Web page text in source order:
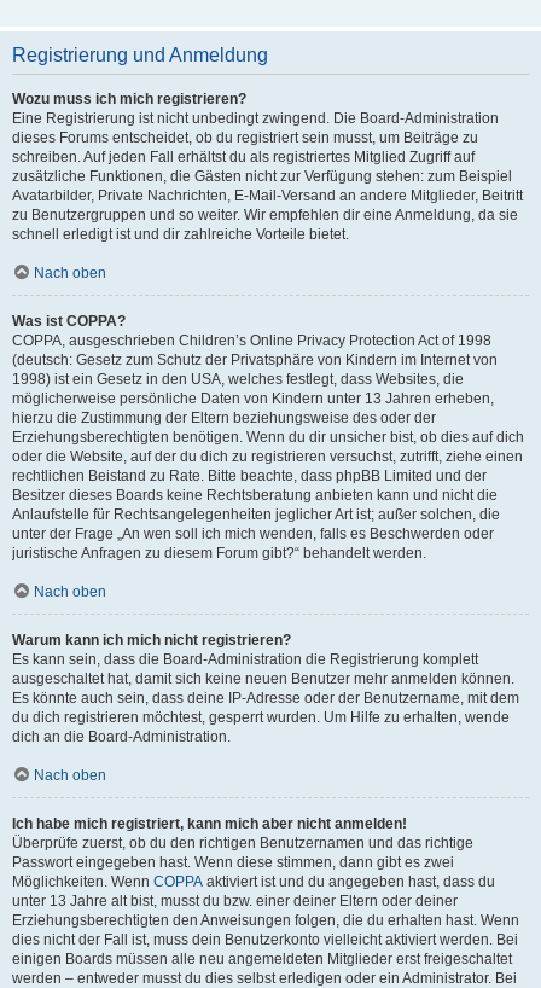
Registrierung und Anmeldung
Wozu muss ich mich registrieren?
Eine Registrierung ist nicht unbedingt zwingend. Die Board-Administration
dieses Forums entscheidet, ob du registriert sein musst, um Beiträge zu
schreiben. Auf jeden Fall erhältst du als registriertes Mitglied Zugriff auf
zusätzliche Funktionen, die Gästen nicht zur Verfügung stehen: zum Beispiel
Avatarbilder, Private Nachrichten, E-Mail-Versand an andere Mitglieder, Beitritt
zu Benutzergruppen und so weiter. Wir empfehlen dir eine Anmeldung, da sie
schnell erledigt ist und dir zahlreiche Vorteile bietet.
Nach oben
Was ist COPPA?
COPPA, ausgeschrieben Children’s Online Privacy Protection Act of 1998
(deutsch: Gesetz zum Schutz der Privatsphäre von Kindern im Internet von
1998) ist ein Gesetz in den USA, welches festlegt, dass Websites, die
möglicherweise persönliche Daten von Kindern unter 13 Jahren erheben,
hierzu die Zustimmung der Eltern beziehungsweise des oder der
Erziehungsberechtigten benötigen. Wenn du dir unsicher bist, ob dies auf dich
oder die Website, auf der du dich zu registrieren versuchst, zutrifft, ziehe einen
rechtlichen Beistand zu Rate. Bitte beachte, dass phpBB Limited und der
Besitzer dieses Boards keine Rechtsberatung anbieten kann und nicht die
Anlaufstelle für Rechtsangelegenheiten jeglicher Art ist; außer solchen, die
unter der Frage „An wen soll ich mich wenden, falls es Beschwerden oder
juristische Anfragen zu diesem Forum gibt?“ behandelt werden.
Nach oben
Warum kann ich mich nicht registrieren?
Es kann sein, dass die Board-Administration die Registrierung komplett
ausgeschaltet hat, damit sich keine neuen Benutzer mehr anmelden können.
Es könnte auch sein, dass deine IP-Adresse oder der Benutzername, mit dem
du dich registrieren möchtest, gesperrt wurden. Um Hilfe zu erhalten, wende
dich an die Board-Administration.
Nach oben
Ich habe mich registriert, kann mich aber nicht anmelden!
Überprüfe zuerst, ob du den richtigen Benutzernamen und das richtige
Passwort eingegeben hast. Wenn diese stimmen, dann gibt es zwei
Möglichkeiten. Wenn COPPA aktiviert ist und du angegeben hast, dass du
unter 13 Jahre alt bist, musst du bzw. einer deiner Eltern oder deiner
Erziehungsberechtigten den Anweisungen folgen, die du erhalten hast. Wenn
dies nicht der Fall ist, muss dein Benutzerkonto vielleicht aktiviert werden. Bei
einigen Boards müssen alle neu angemeldeten Mitglieder erst freigeschaltet
werden – entweder musst du dies selbst erledigen oder ein Administrator. Bei